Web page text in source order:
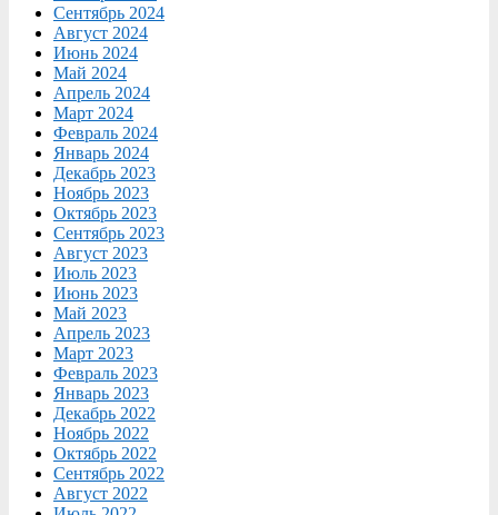
Сентябрь 2024
Август 2024
Июнь 2024
Май 2024
Апрель 2024
Март 2024
Февраль 2024
Январь 2024
Декабрь 2023
Ноябрь 2023
Октябрь 2023
Сентябрь 2023
Август 2023
Июль 2023
Июнь 2023
Май 2023
Апрель 2023
Март 2023
Февраль 2023
Январь 2023
Декабрь 2022
Ноябрь 2022
Октябрь 2022
Сентябрь 2022
Август 2022